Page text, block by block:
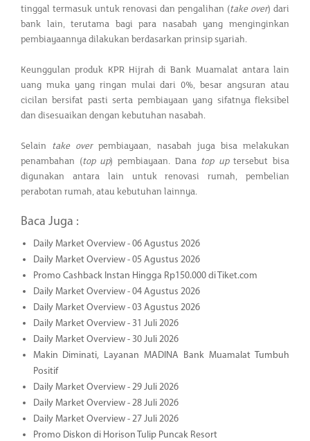
tinggal termasuk untuk renovasi dan pengalihan (take over) dari
bank lain, terutama bagi para nasabah yang menginginkan
pembiayaannya dilakukan berdasarkan prinsip syariah.
Keunggulan produk KPR Hijrah di Bank Muamalat antara lain
uang muka yang ringan mulai dari 0%, besar angsuran atau
cicilan bersifat pasti serta pembiayaan yang sifatnya fleksibel
dan disesuaikan dengan kebutuhan nasabah.
Selain take overpembiayaan, nasabah juga bisa melakukan
penambahan (top up) pembiayaan. Dana top uptersebut bisa
digunakan antara lain untuk renovasi rumah, pembelian
perabotan rumah, atau kebutuhan lainnya.
Baca Juga :
Daily Market Overview - 06 Agustus 2026
Daily Market Overview - 05 Agustus 2026
Promo Cashback Instan Hingga Rp150.000 di Tiket.com
Daily Market Overview - 04 Agustus 2026
Daily Market Overview - 03 Agustus 2026
Daily Market Overview - 31 Juli 2026
Daily Market Overview - 30 Juli 2026
Makin Diminati, Layanan MADINA Bank Muamalat Tumbuh
Positif
Daily Market Overview - 29 Juli 2026
Daily Market Overview - 28 Juli 2026
Daily Market Overview - 27 Juli 2026
Promo Diskon di Horison Tulip Puncak Resort